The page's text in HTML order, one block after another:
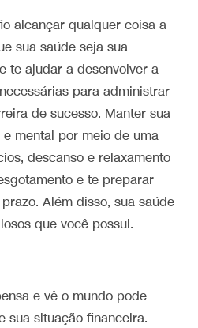
alcançar qualquer coisa a
sua saúde seja sua
te ajudar a desenvolver a
para administrar
de sucesso. Manter sua
mental por meio de uma
descanso e relaxamento
e te preparar
Além disso, sua saúde
que você possui.
e vê o mundo pode
sua situação financeira.